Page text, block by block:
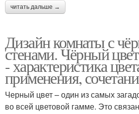
читать дальше →
Дизайн комнаты с
стенами. Чёрный
- характеристика
применения,
Черный цвет – один из самых
во всей цветовой гамме. Это